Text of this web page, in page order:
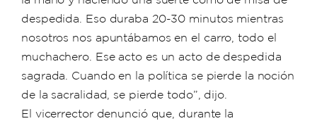
despedida. Eso duraba 20-30 minutos mientras
nosotros nos apuntábamos en el carro, todo el
muchachero. Ese acto es un acto de despedida
sagrada. Cuando en la política se pierde la noción
de la sacralidad, se pierde todo”, dijo.
El vicerrector denunció que, durante la